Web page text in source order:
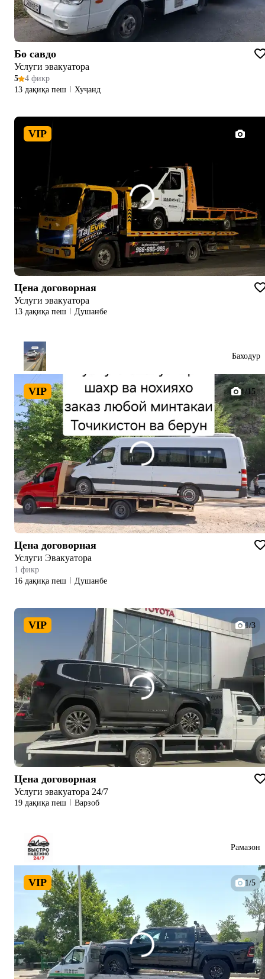
Бо савдо
Услуги эвакуатора
5
4 фикр
13 дақиқа пеш
Хуҷанд
VIP
Цена договорная
Услуги эвакуатора
13 дақиқа пеш Душанбе
Баходур
VIP 1/15
Цена договорная
Услуги Эвакуатора
1 фикр
16 дақиқа пеш
Душанбе
VIP 1/3
Цена договорная
Услуги эвакуатора 24/7
19 дақиқа пеш Варзоб
Рамазон
VIP 1/5